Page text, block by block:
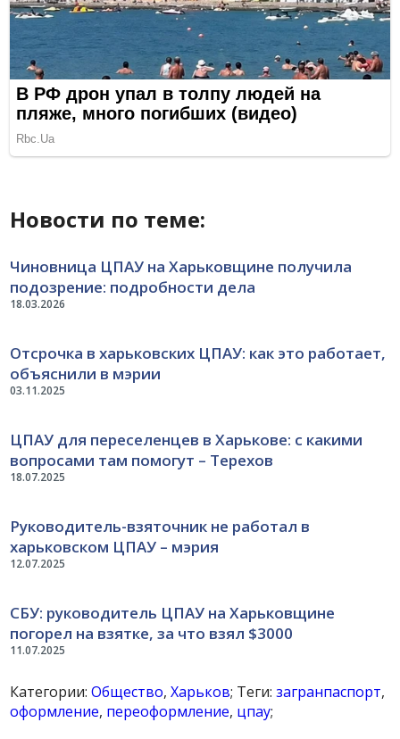
Новости по теме:
18.03.2026
Чиновница ЦПАУ на Харьковщине получила
подозрение: подробности дела
03.11.2025
Отсрочка в харьковских ЦПАУ: как это работает,
объяснили в мэрии
18.07.2025
ЦПАУ для переселенцев в Харькове: с какими
вопросами там помогут – Терехов
12.07.2025
Руководитель-взяточник не работал в
харьковском ЦПАУ – мэрия
11.07.2025
СБУ: руководитель ЦПАУ на Харьковщине
погорел на взятке, за что взял $3000
Категории:Общество,Харьков; Теги:загранпаспорт,
оформление, переоформление, цпау;